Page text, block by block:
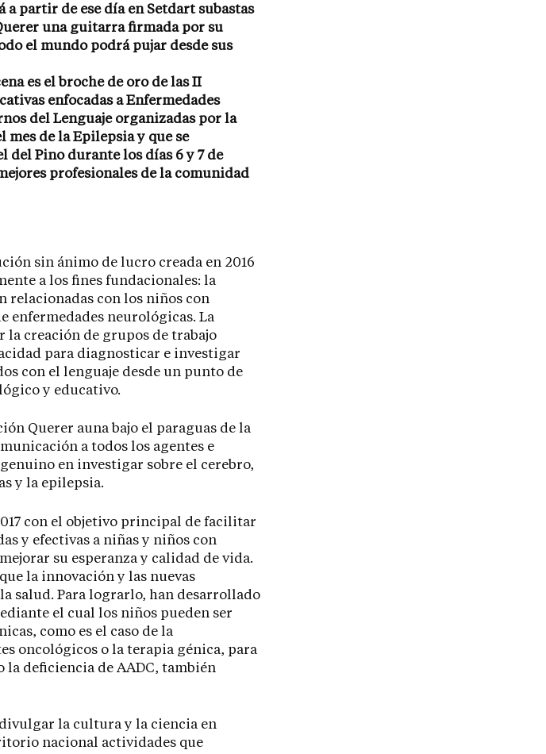
a partir de ese día en Setdart subastas
una guitarra firmada por su
el mundo podrá pujar desde sus
es el broche de oro de las II
enfocadas a Enfermedades
del Lenguaje organizadas por la
de la Epilepsia y que se
del Pino durante los días 6 y 7 de
profesionales de la comunidad
sin ánimo de lucro creada en 2016
a los fines fundacionales: la
con los niños con
enfermedades neurológicas. La
la creación de grupos de trabajo
para diagnosticar e investigar
con el lenguaje desde un punto de
y educativo.
Querer auna bajo el paraguas de la
a todos los agentes e
en investigar sobre el cerebro,
y la epilepsia.
con el objetivo principal de facilitar
y efectivas a niñas y niños con
su esperanza y calidad de vida.
la innovación y las nuevas
salud. Para lograrlo, han desarrollado
el cual los niños pueden ser
como es el caso de la
oncológicos o la terapia génica, para
la deficiencia de AADC, también
la cultura y la ciencia en
nacional actividades que